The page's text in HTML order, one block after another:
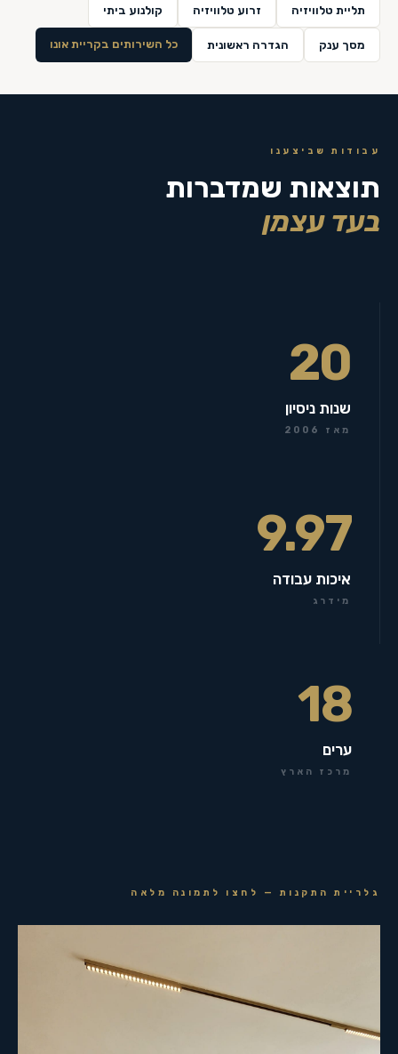
תליית טלוויזיה זרוע טלוויזיה קולנוע ביתי
מסך ענק הגדרה ראשונית כל השירותים בקריית אונו
עבודות שביצענו
תוצאות שמדברות
בעד עצמן
20
שנות ניסיון
מאז 2006
9.97
איכות עבודה
מידרג
18
ערים
מרכז הארץ
גלריית התקנות — לחצו לתמונה מלאה